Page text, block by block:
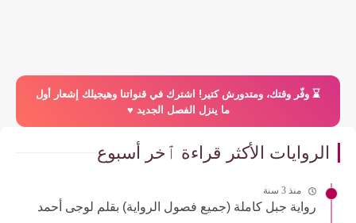
⌛️ وفّر وقتك، ومتدورش كتير! اشترك في قنواتنا وهيجيلك إشعار أول
ما ينزل الفصل الجديد ♥️
الروايات الأكثر قراءة ٱخر أسبوع
منذ 3 سنة
رواية جبل كاملة (جميع فصول الرواية) بقلم لوجى أحمد